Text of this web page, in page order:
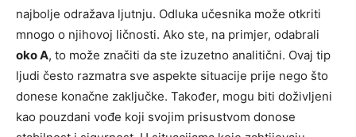
najbolje odražava ljutnju. Odluka učesnika može otkriti
mnogo o njihovoj ličnosti. Ako ste, na primjer, odabrali
oko A, to može značiti da ste izuzetno analitični. Ovaj tip
ljudi često razmatra sve aspekte situacije prije nego što
donese konačne zaključke. Također, mogu biti doživljeni
kao pouzdani vođe koji svojim prisustvom donose